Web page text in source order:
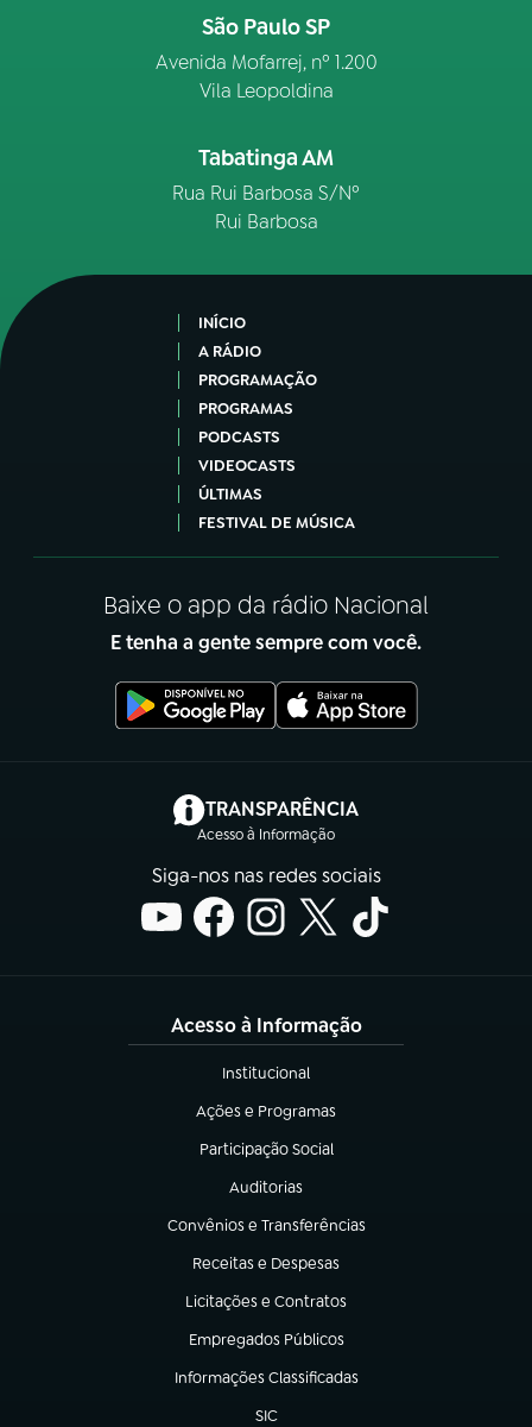
São Paulo SP
Avenida Mofarrej, nº 1.200
Vila Leopoldina
Tabatinga AM
Rua Rui Barbosa S/Nº
Rui Barbosa
INÍCIO
A RÁDIO
PROGRAMAÇÃO
PROGRAMAS
PODCASTS
VIDEOCASTS
ÚLTIMAS
FESTIVAL DE MÚSICA
Baixe o app da rádio Nacional
E tenha a gente sempre com você.
TRANSPARÊNCIA
Acesso à Informação
(abre em nova aba)
Siga-nos nas redes sociais
Acesso à Informação
Institucional
(abre em nova aba)
Ações e Programas
(abre em nova aba)
Participação Social
(abre em nova aba)
Auditorias
(abre em nova aba)
Convênios e Transferências
(abre em nova aba)
Receitas e Despesas
(abre em nova aba)
Licitações e Contratos
(abre em nova aba)
Empregados Públicos
(abre em nova aba)
Informações Classificadas
(abre em nova aba)
SIC
(abre em nova aba)